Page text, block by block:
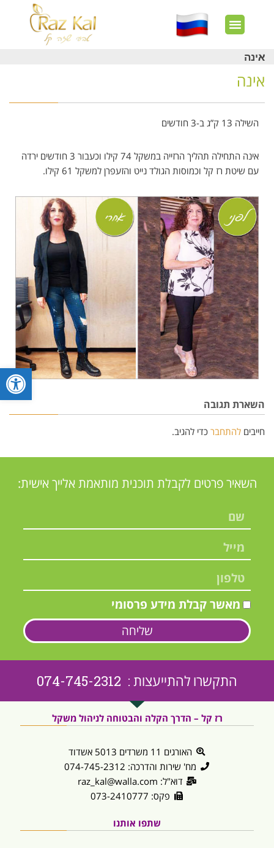
אינה
אינה
השילה 13 ק”ג ב-3 חודשים
אינה התחילה תהליך הרזייה במשקל 74 קילו וכעבור 3 חודשים ירדה
עם שיטת רז קל וכמוסות הגולד נייט והזעפרן למשקל 61 קילו.
השארת תגובה
חייבים להתחבר כדי להגיב.
השאיר פרטים לקבלת תוכנית מותאמת אלייך אישית:
מאשר קבלת מידע פרסומי
שליחה
התקשרו להתייעצות : 074-745-2312
רז קל – הדרך הקלה והבטוחה לניהול משקל
האורגים 11 משרדים 5013 אשדוד
מח' שירות והדרכה: 074-745-2312
דוא"ל: raz_kal@walla.com
פקס: 073-2410777
שתפו אותנו
פתח